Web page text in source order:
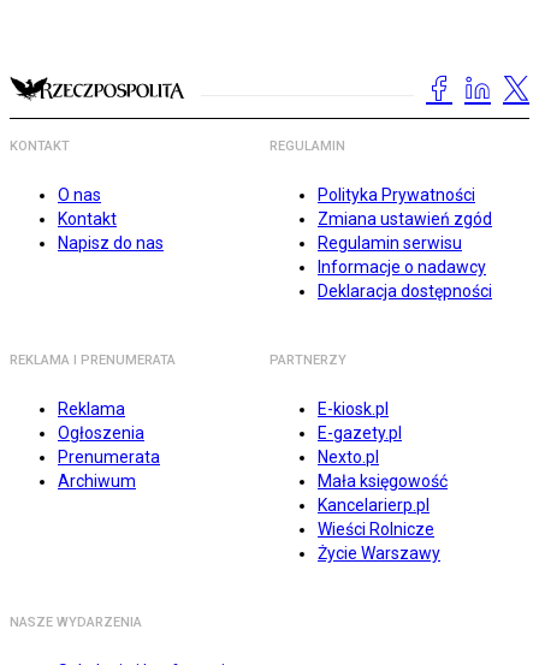
KONTAKT
O nas
Kontakt
Napisz do nas
REGULAMIN
Polityka Prywatności
Zmiana ustawień zgód
Regulamin serwisu
Informacje o nadawcy
Deklaracja dostępności
REKLAMA I PRENUMERATA
Reklama
Ogłoszenia
Prenumerata
Archiwum
PARTNERZY
E-kiosk.pl
E-gazety.pl
Nexto.pl
Mała księgowość
Kancelarierp.pl
Wieści Rolnicze
Życie Warszawy
NASZE WYDARZENIA